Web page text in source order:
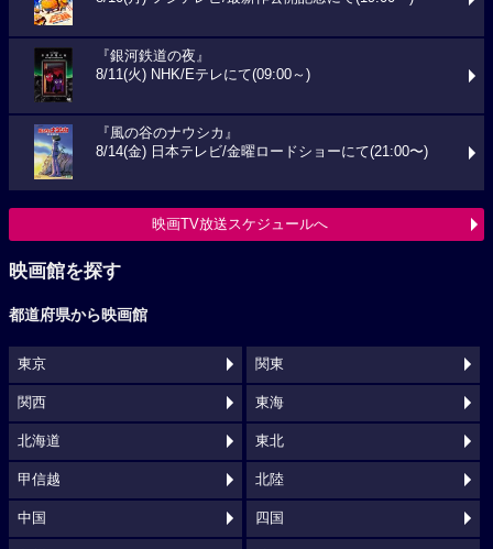
『銀河鉄道の夜』
8/11(火) NHK/Eテレにて(09:00～)
『風の谷のナウシカ』
8/14(金) 日本テレビ/金曜ロードショーにて(21:00〜)
映画TV放送スケジュールへ
映画館を探す
都道府県から映画館
東京 関東
関西 東海
北海道 東北
甲信越 北陸
中国 四国